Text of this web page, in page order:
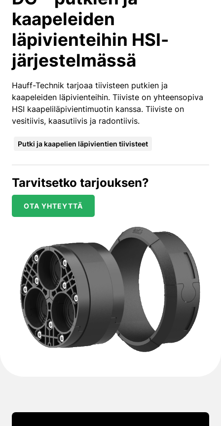
kaapeleiden
läpivienteihin HSI-
järjestelmässä
Hauff-Technik tarjoaa tiivisteen putkien ja
kaapeleiden läpivienteihin. Tiiviste on yhteensopiva
HSI kaapeliläpivientimuotin kanssa. Tiiviste on
vesitiivis, kaasutiivis ja radontiivis.
Putki ja kaapelien läpivientien tiivisteet
Tarvitsetko tarjouksen?
OTA YHTEYTTÄ